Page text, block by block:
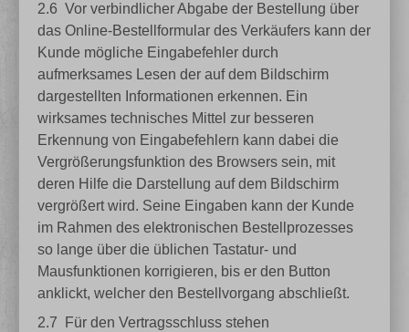
2.6 Vor verbindlicher Abgabe der Bestellung über
das Online-Bestellformular des Verkäufers kann der
Kunde mögliche Eingabefehler durch
aufmerksames Lesen der auf dem Bildschirm
dargestellten Informationen erkennen. Ein
wirksames technisches Mittel zur besseren
Erkennung von Eingabefehlern kann dabei die
Vergrößerungsfunktion des Browsers sein, mit
deren Hilfe die Darstellung auf dem Bildschirm
vergrößert wird. Seine Eingaben kann der Kunde
im Rahmen des elektronischen Bestellprozesses
so lange über die üblichen Tastatur- und
Mausfunktionen korrigieren, bis er den Button
anklickt, welcher den Bestellvorgang abschließt.
2.7
Für den Vertragsschluss stehen